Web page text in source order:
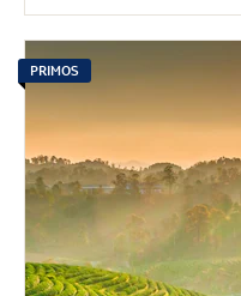
PRIMOS